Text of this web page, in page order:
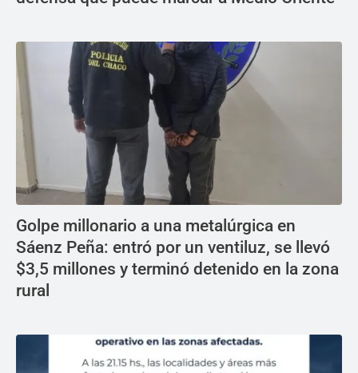
Golpe millonario a una metalúrgica en
Sáenz Peña: entró por un ventiluz, se llevó
$3,5 millones y terminó detenido en la zona
rural